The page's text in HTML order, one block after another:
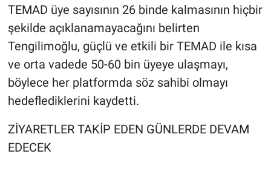
TEMAD üye sayısının 26 binde kalmasının hiçbir
şekilde açıklanamayacağını belirten
Tengilimoğlu, güçlü ve etkili bir TEMAD ile kısa
ve orta vadede 50-60 bin üyeye ulaşmayı,
böylece her platformda söz sahibi olmayı
hedeflediklerini kaydetti.
ZİYARETLER TAKİP EDEN GÜNLERDE DEVAM
EDECEK